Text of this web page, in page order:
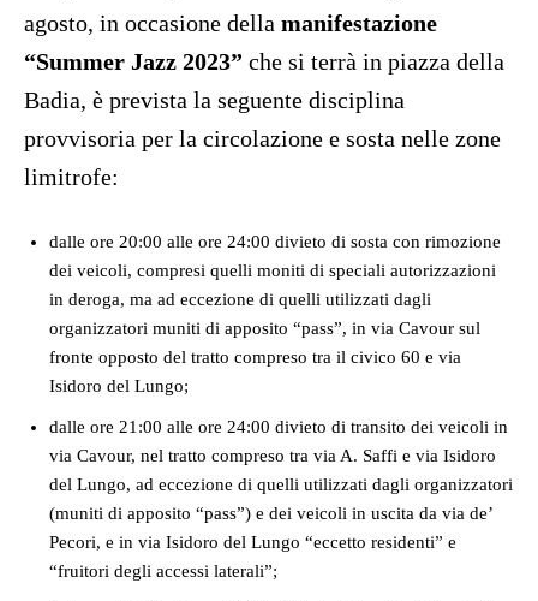
agosto, in occasione della manifestazione
“Summer Jazz 2023” che si terrà in piazza della
Badia, è prevista la seguente disciplina
provvisoria per la circolazione e sosta nelle zone
limitrofe:
dalle ore 20:00 alle ore 24:00 divieto di sosta con rimozione
dei veicoli, compresi quelli moniti di speciali autorizzazioni
in deroga, ma ad eccezione di quelli utilizzati dagli
organizzatori muniti di apposito “pass”, in via Cavour sul
fronte opposto del tratto compreso tra il civico 60 e via
Isidoro del Lungo;
dalle ore 21:00 alle ore 24:00 divieto di transito dei veicoli in
via Cavour, nel tratto compreso tra via A. Saffi e via Isidoro
del Lungo, ad eccezione di quelli utilizzati dagli organizzatori
(muniti di apposito “pass”) e dei veicoli in uscita da via de’
Pecori, e in via Isidoro del Lungo “eccetto residenti” e
“fruitori degli accessi laterali”;